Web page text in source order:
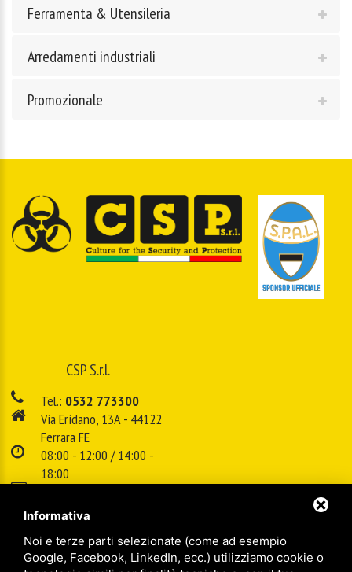
Ferramenta & Utensileria
Arredamenti industriali
Promozionale
CSP S.r.l.
Tel.: 0532 773300
Via Eridano, 13A - 44122
Ferrara FE
08:00 - 12:00 / 14:00 -
18:00
info@cspsrl.biz
Sitemap / Privacy policy/Legal
Informativa
Noi e terze parti selezionate (come ad esempio
Google, Facebook, LinkedIn, ecc.) utilizziamo cookie o